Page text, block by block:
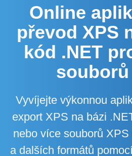
Online
převod XPS
kód .NET
souborů
Vyvíjejte výkonnou
export XPS na bázi
nebo více souborů XPS
a dalších formátů